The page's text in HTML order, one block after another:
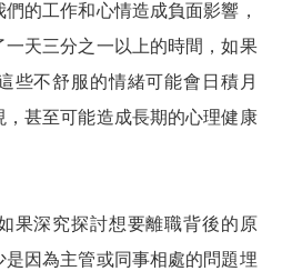
的工作和心情造成負面影響，
天三分之一以上的時間，如果
些不舒服的情緒可能會日積月
甚至可能造成長期的心理健康
果深究探討想要離職背後的原
因為主管或同事相處的問題埋